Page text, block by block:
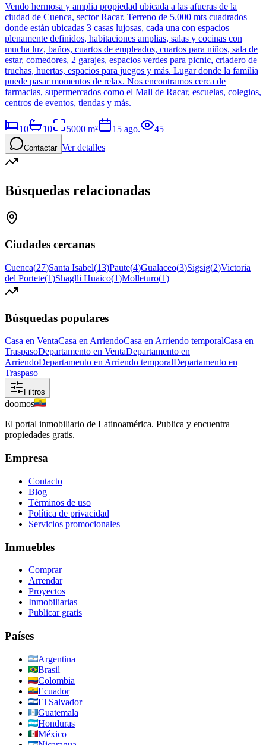
Vendo hermosa y amplia propiedad ubicada a las afueras de la
ciudad de Cuenca, sector Racar. Terreno de 5.000 mts cuadrados
donde están ubicadas 3 casas lujosas, cada una con espacios
plenamente definidos, habitaciones amplias, salas y cocinas con
mucha luz, baños, cuartos de empleados, cuartos para niños, sala de
estar, comedores, 2 garajes, espacios verdes para picnic, criadero de
truchas, huertas, espacios para juegos y más. Lugar donde la familia
puede pasar momentos de relax. Nos encontramos cerca de
farmacias, supermercados como el Mall de Racar, escuelas, colegios,
centros de eventos, tiendas y más.
10 10 5000 m² 15 ago. 45
Contactar Ver detalles
Búsquedas relacionadas
Ciudades cercanas
Cuenca(27)Santa Isabel(13)Paute(4)Gualaceo(3)Sigsig(2)Victoria
del Portete(1)Shaglli Huaico(1)Molleturo(1)
Búsquedas populares
Casa en VentaCasa en ArriendoCasa en Arriendo temporalCasa en
TraspasoDepartamento en VentaDepartamento en
ArriendoDepartamento en Arriendo temporalDepartamento en
Traspaso
Filtros
doomos
El portal inmobiliario de Latinoamérica. Publica y encuentra
propiedades gratis.
Empresa
Contacto
Blog
Términos de uso
Política de privacidad
Servicios promocionales
Inmuebles
Comprar
Arrendar
Proyectos
Inmobiliarias
Publicar gratis
Países
Argentina
Brasil
Colombia
Ecuador
El Salvador
Guatemala
Honduras
México